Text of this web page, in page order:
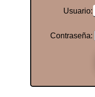
Usuario:
Contraseña: